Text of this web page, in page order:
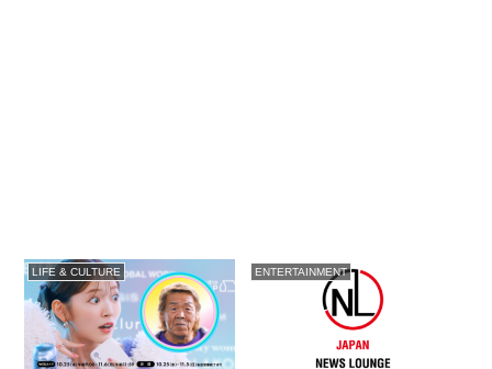
LIFE & CULTURE ENTERTAINMENT